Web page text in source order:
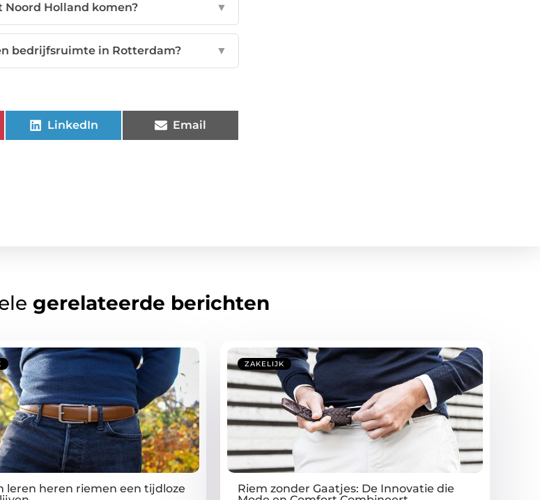
Holland komen? ▼
bedrijfsruimte in Rotterdam? ▼
LinkedIn Email
gerelateerde berichten
leren heren riemen een tijdloze
ZAKELIJK
Riem zonder Gaatjes: De Innovatie die